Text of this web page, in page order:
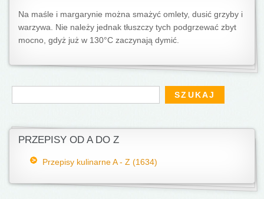
Na maśle i margarynie można smażyć omlety, dusić grzyby i
warzywa. Nie należy jednak tłuszczy tych podgrzewać zbyt
mocno, gdyż już w 130°C zaczynają dymić.
Formularz wyszukiwania
Szukaj
PRZEPISY OD A DO Z
Przepisy kulinarne A - Z (1634)